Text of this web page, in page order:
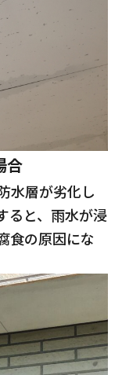
合
水層が劣化し
ると、雨水が浸
食の原因にな